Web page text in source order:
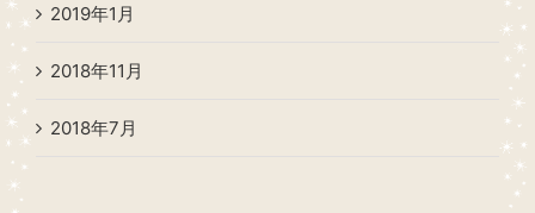
2019年1月
2018年11月
2018年7月